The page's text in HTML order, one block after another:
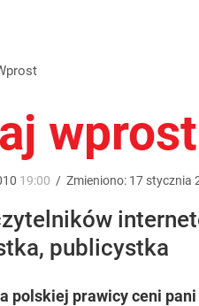
19:00 / Zmieniono: 17 stycznia
publicystka
polskiej prawicy ceni